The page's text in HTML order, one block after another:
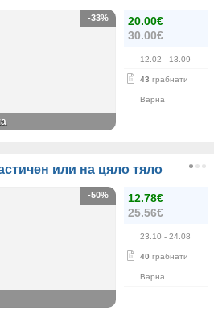
20.00€
30.00€
12.02 - 13.09
43 грабнати
Варна
-33%
или на цяло тяло
12.78€
25.56€
23.10 - 24.08
40 грабнати
Варна
-50%